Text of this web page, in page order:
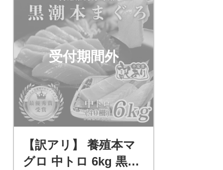
受付期間外
【訳アリ】 養殖本マ
グロ 中トロ 6kg 黒潮